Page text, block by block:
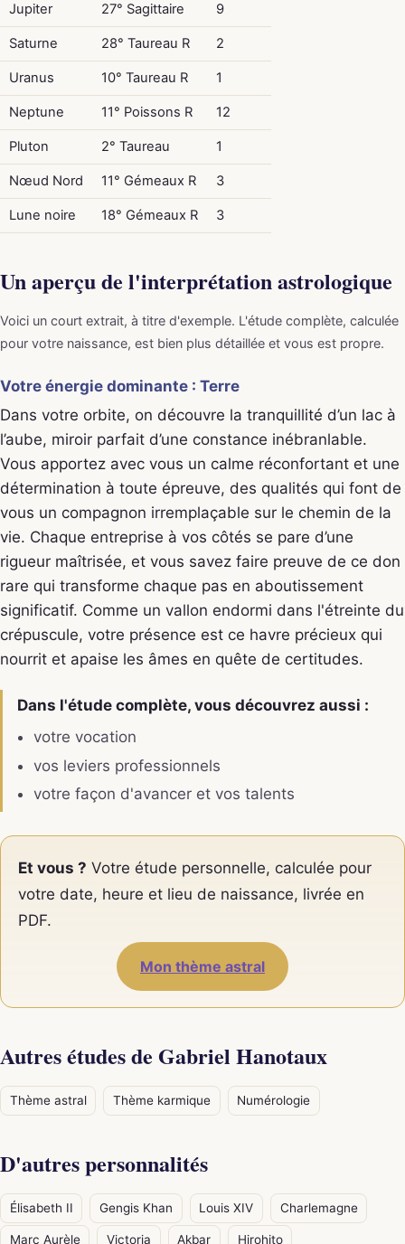
Jupiter 27° Sagittaire 9
Saturne 28° Taureau R 2
Uranus 10° Taureau R 1
Neptune 11° Poissons R 12
Pluton 2° Taureau 1
Nœud Nord 11° Gémeaux R 3
Lune noire 18° Gémeaux R 3
Un aperçu de l'interprétation astrologique
Voici un court extrait, à titre d'exemple. L'étude complète, calculée
pour votre naissance, est bien plus détaillée et vous est propre.
Votre énergie dominante : Terre
Dans votre orbite, on découvre la tranquillité d’un lac à
l’aube, miroir parfait d’une constance inébranlable.
Vous apportez avec vous un calme réconfortant et une
détermination à toute épreuve, des qualités qui font de
vous un compagnon irremplaçable sur le chemin de la
vie. Chaque entreprise à vos côtés se pare d’une
rigueur maîtrisée, et vous savez faire preuve de ce don
rare qui transforme chaque pas en aboutissement
significatif. Comme un vallon endormi dans l'étreinte du
crépuscule, votre présence est ce havre précieux qui
nourrit et apaise les âmes en quête de certitudes.
Dans l'étude complète, vous découvrez aussi :
votre vocation
vos leviers professionnels
votre façon d'avancer et vos talents
Et vous ? Votre étude personnelle, calculée pour
votre date, heure et lieu de naissance, livrée en
PDF.
Mon thème astral
Autres études de Gabriel Hanotaux
Thème astral Thème karmique Numérologie
D'autres personnalités
Élisabeth II Gengis Khan Louis XIV Charlemagne
Marc Aurèle Victoria Akbar Hirohito